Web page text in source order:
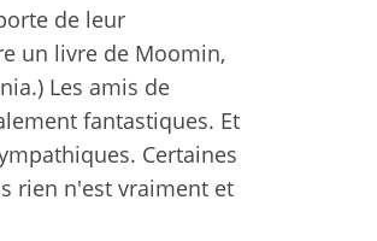
de leur
un livre de Moomin,
Les amis de
fantastiques. Et
Certaines
rien n'est vraiment et